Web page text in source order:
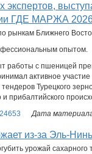
экспертов,
ГДЕ МАРЖА
рынкам Ближнего
опытом.
работы с пшеницей
активное
Турецкого
и прибалтийского
Дата
из-за Эль-
урожай сахарного